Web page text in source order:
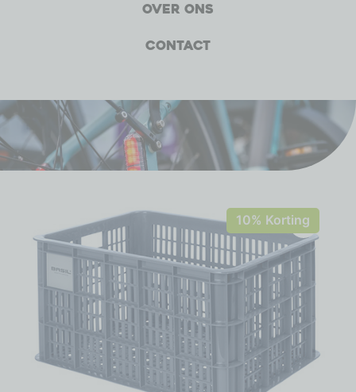
Over ons
Contact
10% Korting